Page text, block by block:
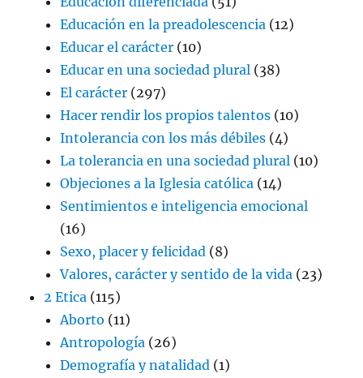
Educación en la preadolescencia (12)
Educar el carácter (10)
Educar en una sociedad plural (38)
El carácter (297)
Hacer rendir los propios talentos (10)
Intolerancia con los más débiles (4)
La tolerancia en una sociedad plural (10)
Objeciones a la Iglesia católica (14)
Sentimientos e inteligencia emocional
(16)
Sexo, placer y felicidad (8)
Valores, carácter y sentido de la vida (23)
2 Etica (115)
Aborto (11)
Antropología (26)
Demografía y natalidad (1)